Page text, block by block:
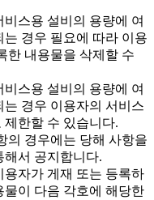
스용 설비의 용량에 여
는 경우 필요에 따라 이용
한 내용물을 삭제할 수
스용 설비의 용량에 여
는 경우 이용자의 서비스
제한할 수 있습니다.
의 경우에는 당해 사항을
해서 공지합니다.
자가 게재 또는 등록하
물이 다음 각호에 해당한